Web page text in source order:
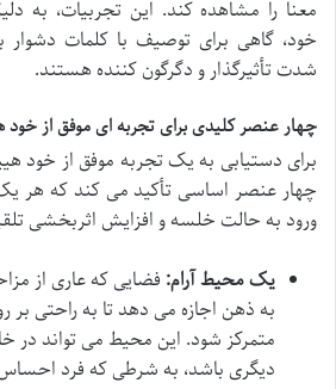
معنا را مشاهده کند. این تجربیات، به
خود، گاهی برای توصیف با کلمات دشوار
شدت تأثیرگذار و دگرگون کننده هستند.
چهار عنصر کلیدی برای تجربه ای موفق از خود
برای دستیابی به یک تجربه موفق از خود
چهار عنصر اساسی تأکید می کند که
ورود به حالت خلسه و افزایش اثربخشی
یک محیط آرام: فضایی که عاری از
به ذهن اجازه می دهد تا به راحتی بر
متمرکز شود. این محیط می تواند در
دیگری باشد، به شرطی که فرد